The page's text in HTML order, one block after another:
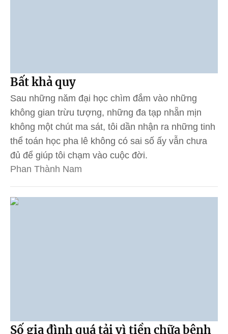
Bất khả quy
Sau những năm đại học chìm đắm vào những
không gian trừu tượng, những đa tạp nhẵn mịn
không một chút ma sát, tôi dần nhận ra những tinh
thể toán học pha lê không có sai số ấy vẫn chưa
đủ để giúp tôi chạm vào cuộc đời.
Phan Thành Nam
Số gia đình quá tải vì tiền chữa bệnh